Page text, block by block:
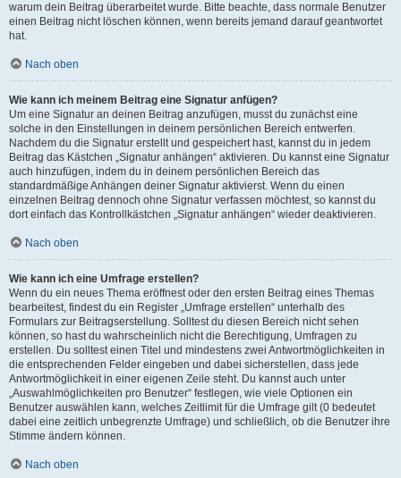
warum dein Beitrag überarbeitet wurde. Bitte beachte, dass normale Benutzer
einen Beitrag nicht löschen können, wenn bereits jemand darauf geantwortet
hat.
Nach oben
Wie kann ich meinem Beitrag eine Signatur anfügen?
Um eine Signatur an deinen Beitrag anzufügen, musst du zunächst eine
solche in den Einstellungen in deinem persönlichen Bereich entwerfen.
Nachdem du die Signatur erstellt und gespeichert hast, kannst du in jedem
Beitrag das Kästchen „Signatur anhängen“ aktivieren. Du kannst eine Signatur
auch hinzufügen, indem du in deinem persönlichen Bereich das
standardmäßige Anhängen deiner Signatur aktivierst. Wenn du einen
einzelnen Beitrag dennoch ohne Signatur verfassen möchtest, so kannst du
dort einfach das Kontrollkästchen „Signatur anhängen“ wieder deaktivieren.
Nach oben
Wie kann ich eine Umfrage erstellen?
Wenn du ein neues Thema eröffnest oder den ersten Beitrag eines Themas
bearbeitest, findest du ein Register „Umfrage erstellen“ unterhalb des
Formulars zur Beitragserstellung. Solltest du diesen Bereich nicht sehen
können, so hast du wahrscheinlich nicht die Berechtigung, Umfragen zu
erstellen. Du solltest einen Titel und mindestens zwei Antwortmöglichkeiten in
die entsprechenden Felder eingeben und dabei sicherstellen, dass jede
Antwortmöglichkeit in einer eigenen Zeile steht. Du kannst auch unter
„Auswahlmöglichkeiten pro Benutzer“ festlegen, wie viele Optionen ein
Benutzer auswählen kann, welches Zeitlimit für die Umfrage gilt (0 bedeutet
dabei eine zeitlich unbegrenzte Umfrage) und schließlich, ob die Benutzer ihre
Stimme ändern können.
Nach oben